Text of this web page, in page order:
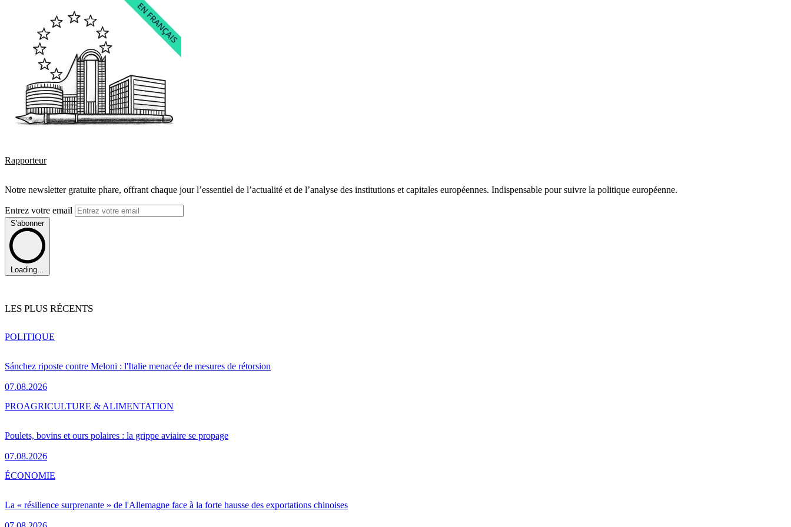
Rapporteur
Notre newsletter gratuite phare, offrant chaque jour l’essentiel de l’actualité et de l’analyse des institutions et capitales européennes. Indispensable pour suivre la politique européenne.
Entrez votre email
S'abonner
Loading...
LES PLUS RÉCENTS
Sánchez riposte contre Meloni : l'Italie menacée de mesures de rétorsion
07.08.2026
POLITIQUE
Poulets, bovins et ours polaires : la grippe aviaire se propage
07.08.2026
PROAGRICULTURE & ALIMENTATION
La « résilience surprenante » de l'Allemagne face à la forte hausse des exportations chinoises
ÉCONOMIE